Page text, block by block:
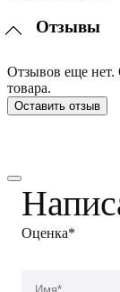
Отзывы
Отзывов еще нет.
товара.
Оставить отзыв
Оценка*